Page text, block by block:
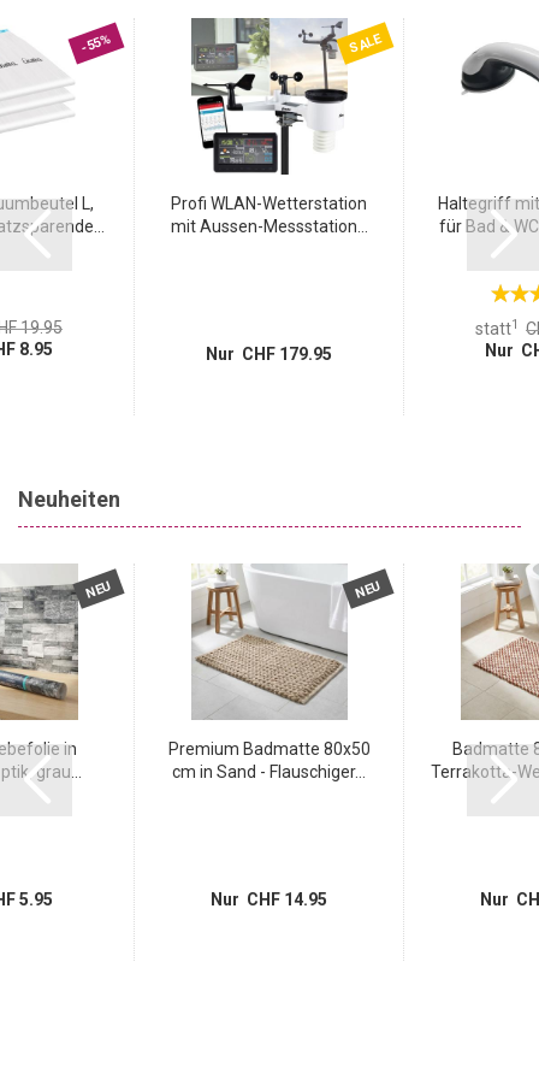
-55%
L,
19.95
8.95
SALE
Profi WLAN-Wetterstation
mit Aussen-Messstation...
Nur CHF 179.95
Haltegriff
für Bad &
statt1
Nur
Neuheiten
NEU
in
grau...
5.95
NEU
Premium Badmatte 80x50
cm in Sand - Flauschiger...
Nur CHF 14.95
Badmatte
Terrakotta-
Nur